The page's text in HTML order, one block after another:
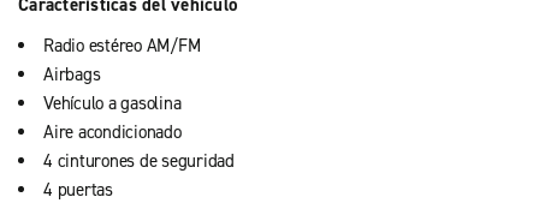
Características del vehículo
Radio estéreo AM/FM
Airbags
Vehículo a gasolina
Aire acondicionado
4 cinturones de seguridad
4 puertas